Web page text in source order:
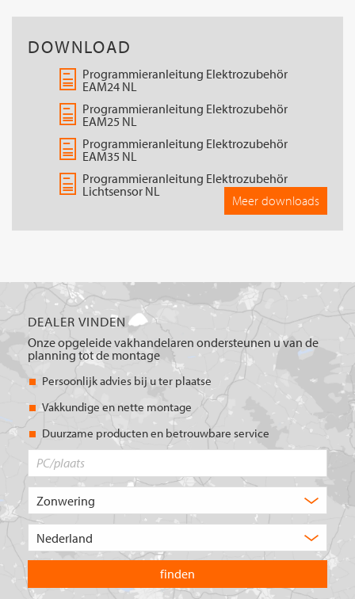
DOWNLOAD
Programmieranleitung Elektrozubehör
EAM24 NL
Programmieranleitung Elektrozubehör
EAM25 NL
Programmieranleitung Elektrozubehör
EAM35 NL
Programmieranleitung Elektrozubehör
Lichtsensor NL
Meer downloads
DEALER VINDEN
Onze opgeleide vakhandelaren ondersteunen u van de
planning tot de montage
Persoonlijk advies bij u ter plaatse
Vakkundige en nette montage
Duurzame producten en betrouwbare service
product
u?
land
waarin
u